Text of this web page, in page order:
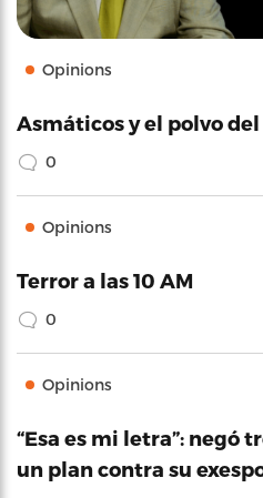
Opinions
Asmáticos y el polvo del
0
Opinions
Terror a las 10 AM
0
Opinions
“Esa es mi letra”: negó
un plan contra su